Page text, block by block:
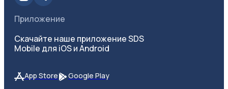
Приложение
Скачайте наше приложение SDS
Mobile для iOS и Android
App Store Google Play